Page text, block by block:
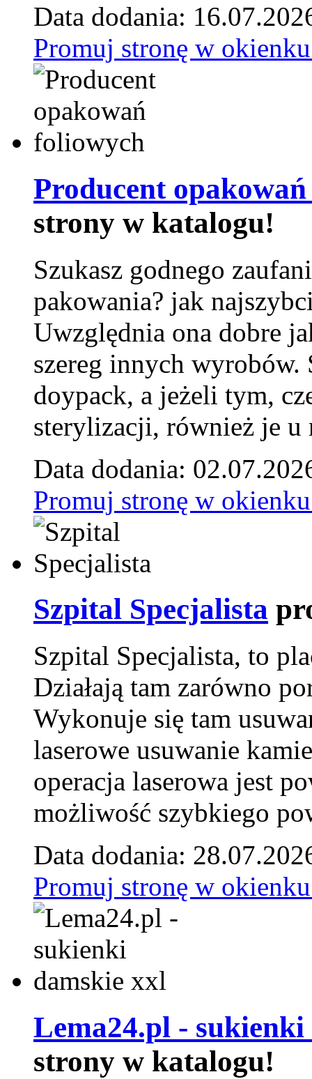
Data dodania:
Promuj stronę w
Producent
strony w katalogu!
Szukasz godnego
pakowania? jak
Uwzględnia ona dobre
szereg innych
doypack, a jeżeli tym,
sterylizacji, również je u
Data dodania:
Promuj stronę w
Szpital Specjalista
Szpital Specjalista, to
Działają tam zarówno
Wykonuje się tam
laserowe usuwanie
operacja laserowa jest
możliwość szybkiego
Data dodania:
Promuj stronę w
Lema24.pl -
strony w katalogu!